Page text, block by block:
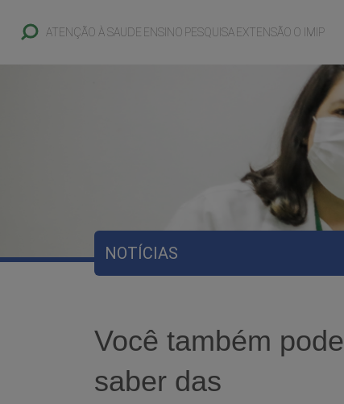
ATENÇÃO À SAUDE ENSINO PESQUISAEXTENSÃO O IMIP
NOTÍCIAS
Você também pode
saber das